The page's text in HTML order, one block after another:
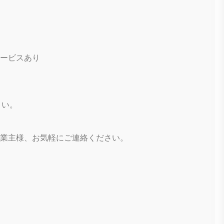
ビスあり
。
主様、お気軽にご連絡ください。